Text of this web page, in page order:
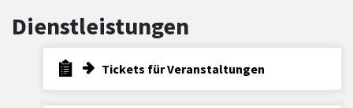
Dienstleistungen
Tickets für Veranstaltungen